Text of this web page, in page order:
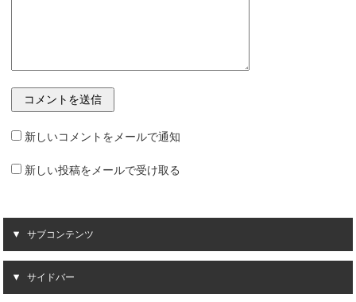
新しいコメントをメールで通知
新しい投稿をメールで受け取る
サブコンテンツ
サイドバー